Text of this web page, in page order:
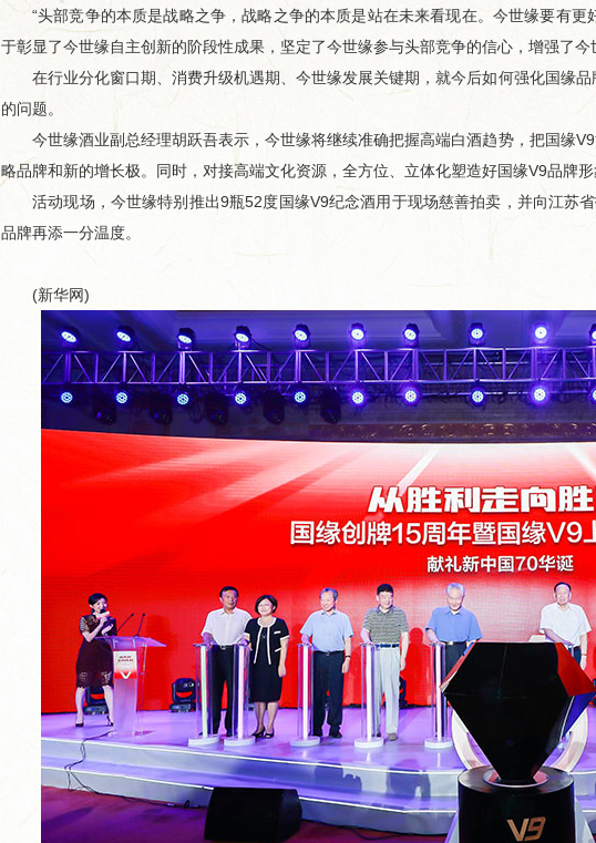
“头部竞争的本质是战略之争，战略之争的本质是站在未来看现在。今世缘要有更
于彰显了今世缘自主创新的阶段性成果，坚定了今世缘参与头部竞争的信心，增强了今
在行业分化窗口期、消费升级机遇期、今世缘发展关键期，就今后如何强化国缘品
的问题。
今世缘酒业副总经理胡跃吾表示，今世缘将继续准确把握高端白酒趋势，把国缘
略品牌和新的增长极。同时，对接高端文化资源，全方位、立体化塑造好国缘V9品牌形
活动现场，今世缘特别推出9瓶52度国缘V9纪念酒用于现场慈善拍卖，并向江苏
品牌再添一分温度。
(新华网)